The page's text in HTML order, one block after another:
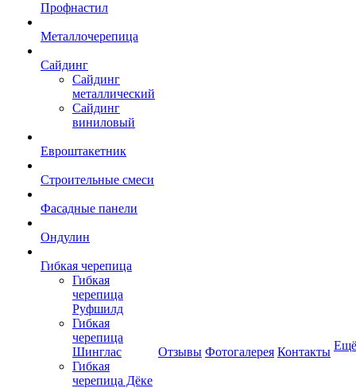
Профнастил
Металлочерепица
Сайдинг
Сайдинг
металлический
Сайдинг
виниловый
Евроштакетник
Строительные смеси
Фасадные панели
Ондулин
Гибкая черепица
Гибкая
черепица
Руфшилд
Гибкая
черепица
Шинглас
Гибкая
черепица Дёке
Отзывы Фотогалерея Контакты Ещё